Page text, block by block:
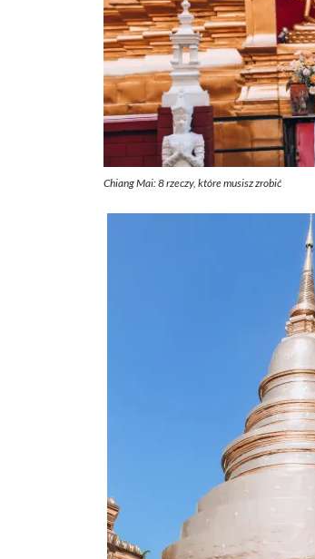
Chiang Mai: 8 rzeczy, które musisz zrobić